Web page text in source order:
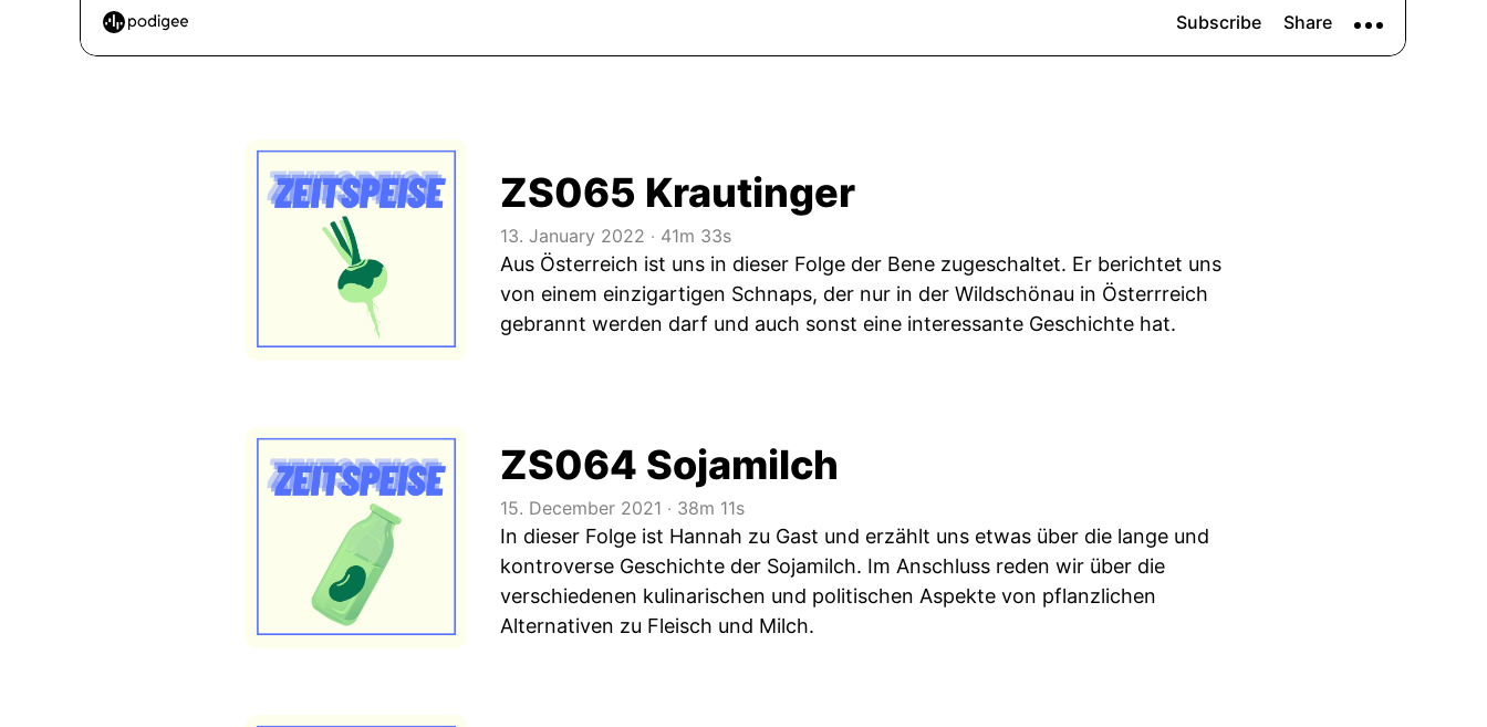
ZS065 Krautinger
13. January 2022 ‧ 41m 33s
Aus Österreich ist uns in dieser Folge der Bene zugeschaltet. Er berichtet uns
von einem einzigartigen Schnaps, der nur in der Wildschönau in Österrreich
gebrannt werden darf und auch sonst eine interessante Geschichte hat.
ZS064 Sojamilch
15. December 2021 ‧ 38m 11s
In dieser Folge ist Hannah zu Gast und erzählt uns etwas über die lange und
kontroverse Geschichte der Sojamilch. Im Anschluss reden wir über die
verschiedenen kulinarischen und politischen Aspekte von pflanzlichen
Alternativen zu Fleisch und Milch.